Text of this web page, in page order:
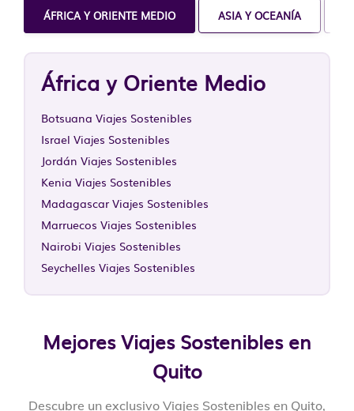
ÁFRICA Y ORIENTE MEDIO ASIA Y OCEANÍA
África y Oriente Medio
Botsuana Viajes Sostenibles
Israel Viajes Sostenibles
Jordán Viajes Sostenibles
Kenia Viajes Sostenibles
Madagascar Viajes Sostenibles
Marruecos Viajes Sostenibles
Nairobi Viajes Sostenibles
Seychelles Viajes Sostenibles
Mejores Viajes Sostenibles en
Quito
Descubre un exclusivo Viajes Sostenibles en Quito,